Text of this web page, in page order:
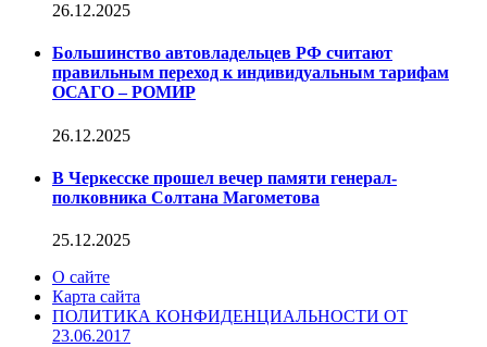
26.12.2025
Большинство автовладельцев РФ считают
правильным переход к индивидуальным тарифам
ОСАГО – РОМИР
26.12.2025
В Черкесске прошел вечер памяти генерал-
полковника Солтана Магометова
25.12.2025
О сайте
Карта сайта
ПОЛИТИКА КОНФИДЕНЦИАЛЬНОСТИ ОТ
23.06.2017